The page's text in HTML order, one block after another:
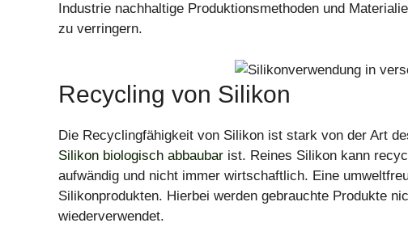
Industrie nachhaltige Produktionsmethoden und
zu verringern.
Recycling von Silikon
Die Recyclingfähigkeit von Silikon ist stark von der Art
Silikon biologisch abbaubar ist. Reines Silikon kann
aufwändig und nicht immer wirtschaftlich. Eine
Silikonprodukten. Hierbei werden gebrauchte Produkte
wiederverwendet.